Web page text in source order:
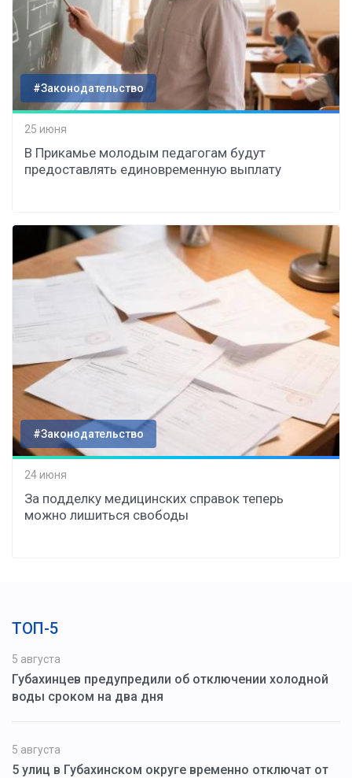
#Законодательство
25 июня
В Прикамье молодым педагогам будут
предоставлять единовременную выплату
#Законодательство
24 июня
За подделку медицинских справок теперь
можно лишиться свободы
ТОП-5
5 августа
Губахинцев предупредили об отключении холодной
воды сроком на два дня
5 августа
5 улиц в Губахинском округе временно отключат от